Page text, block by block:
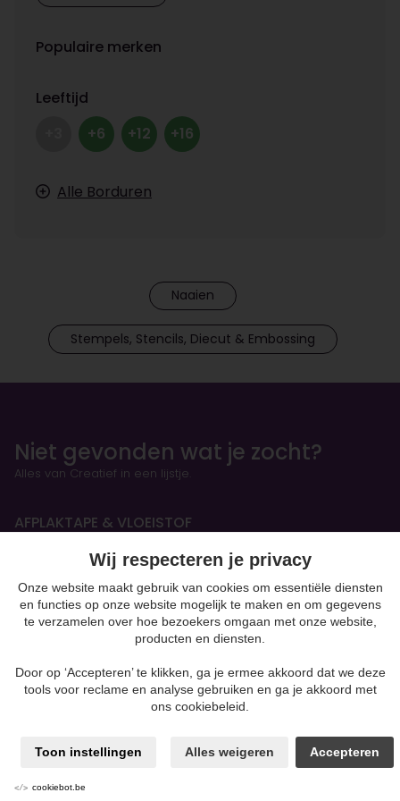
Populaire merken
Leeftijd
+6 +12 +16
Alle Borduren
Naaien
Stempels, Stencils, Diecut & Embossing
Niet gevonden wat je zocht?
Alles van Creatief in een lijstje.
AFPLAKTAPE & VLOEISTOF
HANDBOEKEN & OEFENSCHRIFTEN
Figurines
Klei-soorten
Beton
Gips
Wij respecteren je privacy
Onze website maakt gebruik van cookies om essentiële diensten
en functies op onze website mogelijk te maken en om gegevens
te verzamelen over hoe bezoekers omgaan met onze website,
producten en diensten.
Door op ‘Accepteren’ te klikken, ga je ermee akkoord dat we deze
tools voor reclame en analyse gebruiken en ga je akkoord met
ons cookiebeleid.
Toon instellingen Alles weigeren Accepteren
cookiebot.be